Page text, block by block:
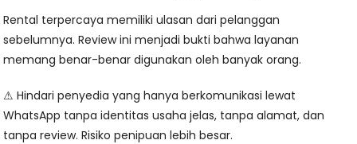
Rental terpercaya memiliki ulasan dari pelanggan
sebelumnya. Review ini menjadi bukti bahwa layanan
memang benar-benar digunakan oleh banyak orang.
⚠ Hindari penyedia yang hanya berkomunikasi lewat
WhatsApp tanpa identitas usaha jelas, tanpa alamat, dan
tanpa review. Risiko penipuan lebih besar.